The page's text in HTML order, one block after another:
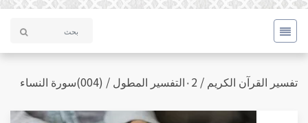
تفسير القرآن الكريم / ٠2التفسير المطول / (004)سورة النساء